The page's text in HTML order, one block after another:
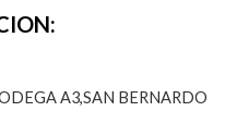
A3,SAN BERNARDO